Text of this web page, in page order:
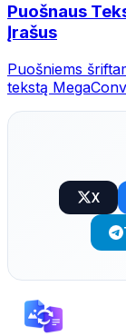
Puošnaus
Įrašus
Puošniems
tekstą
X